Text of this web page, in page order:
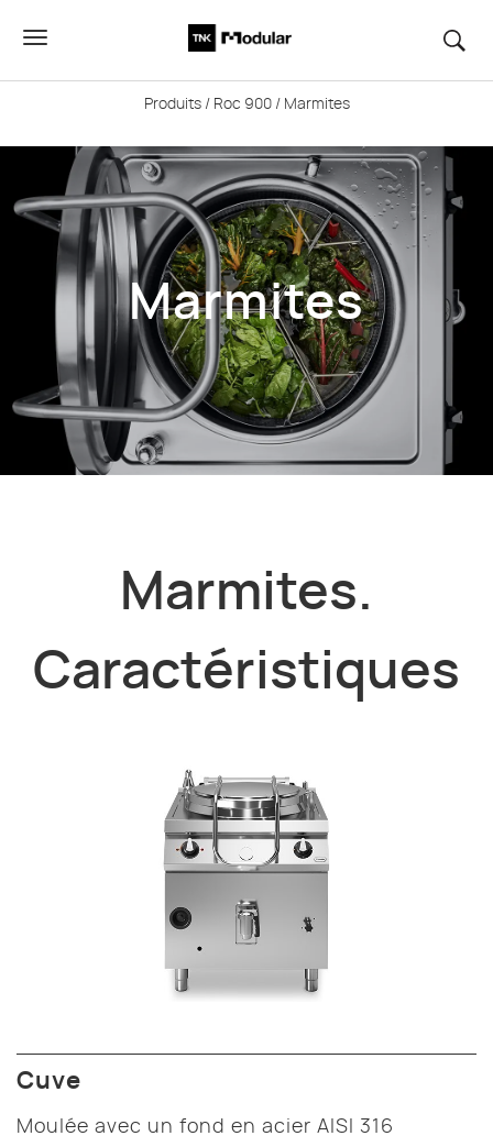
Produits/ Roc 900/ Marmites
Marmites
Marmites.
Caractéristiques
Cuve
Moulée avec un fond en acier AISI 316